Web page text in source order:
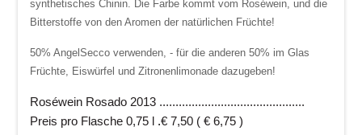
synthetisches Chinin. Die Farbe kommt vom Roséwein, und die
Bitterstoffe von den Aromen der natürlichen Früchte!
50% AngelSecco verwenden, - für die anderen 50% im Glas
Früchte, Eiswürfel und Zitronenlimonade dazugeben!
Roséwein Rosado 2013 .............................................
Preis pro Flasche 0,75 l .€ 7,50 ( € 6,75 )